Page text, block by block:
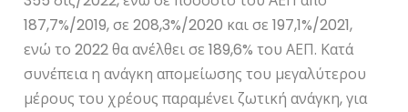
187,7%/2019, σε 208,3%/2020 και σε 197,1%/2021,
ενώ το 2022 θα ανέλθει σε 189,6% του ΑΕΠ. Κατά
συνέπεια η ανάγκη απομείωσης του μεγαλύτερου
μέρους του χρέους παραμένει ζωτική ανάγκη, για